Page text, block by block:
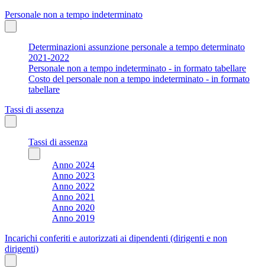
Personale non a tempo indeterminato
Determinazioni assunzione personale a tempo determinato
2021-2022
Personale non a tempo indeterminato - in formato tabellare
Costo del personale non a tempo indeterminato - in formato
tabellare
Tassi di assenza
Tassi di assenza
Anno 2024
Anno 2023
Anno 2022
Anno 2021
Anno 2020
Anno 2019
Incarichi conferiti e autorizzati ai dipendenti (dirigenti e non
dirigenti)